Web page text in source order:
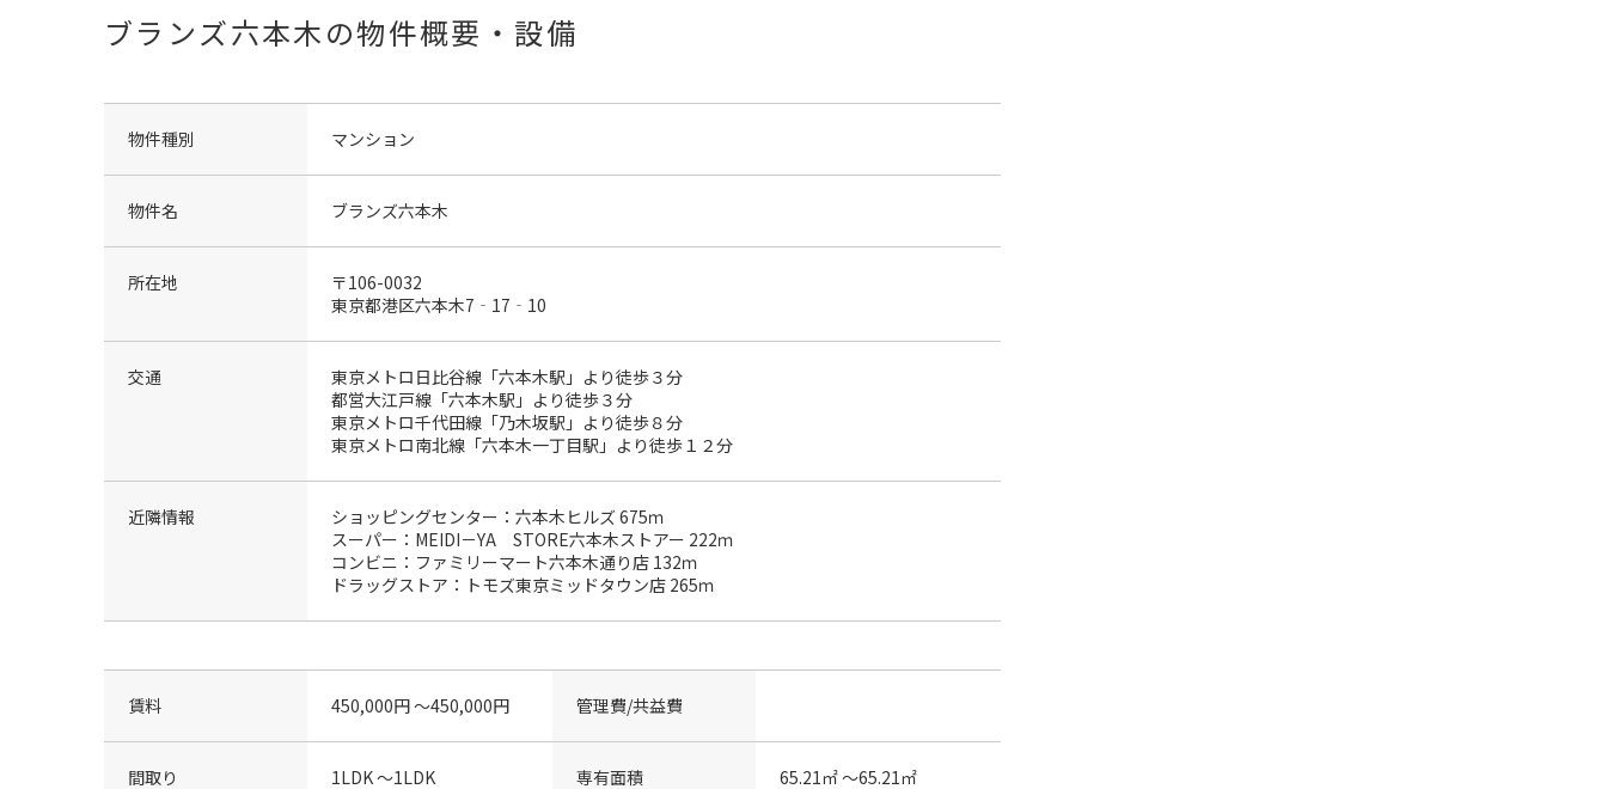
ブランズ六本木の物件概要・設備
物件種別 マンション
物件名 ブランズ六本木
所在地
〒106-0032
東京都港区六本木7‐17‐10
交通
東京メトロ日比谷線「六本木駅」より徒歩３分
都営大江戸線「六本木駅」より徒歩３分
東京メトロ千代田線「乃木坂駅」より徒歩８分
東京メトロ南北線「六本木一丁目駅」より徒歩１２分
近隣情報
ショッピングセンター：六本木ヒルズ 675ｍ
スーパー：MEIDI－YA STORE六本木ストアー 222ｍ
コンビニ：ファミリーマート六本木通り店 132ｍ
ドラッグストア：トモズ東京ミッドタウン店 265ｍ
賃料 450,000円 〜450,000円 管理費/共益費
間取り 1LDK 〜1LDK 専有面積 65.21㎡ 〜65.21㎡